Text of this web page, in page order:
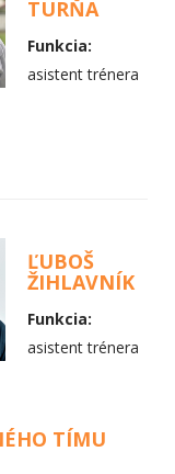
TURŇA
Funkcia:
asistent trénera
ĽUBOŠ
ŽIHLAVNÍK
Funkcia:
asistent trénera
TÍMU